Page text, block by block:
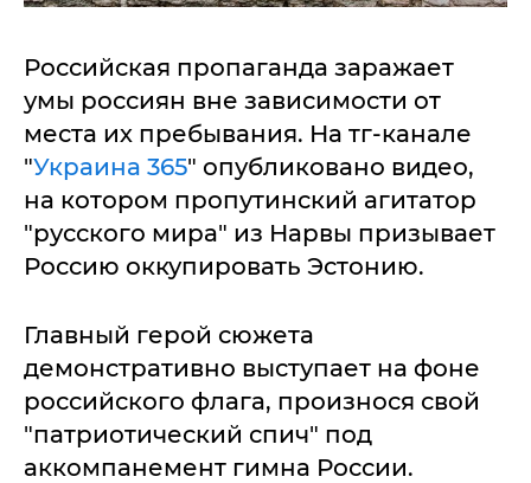
Российская пропаганда заражает
умы россиян вне зависимости от
места их пребывания. На тг-канале
"Украина 365" опубликовано видео,
на котором пропутинский агитатор
"русского мира" из Нарвы призывает
Россию оккупировать Эстонию.
Главный герой сюжета
демонстративно выступает на фоне
российского флага, произнося свой
"патриотический спич" под
аккомпанемент гимна России.